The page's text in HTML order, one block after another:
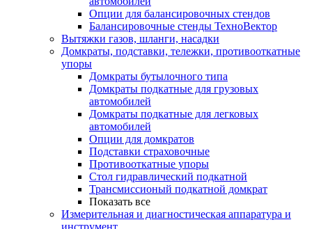
Опции для балансировочных стендов
Балансировочные стенды ТехноВектор
Вытяжки газов, шланги, насадки
Домкраты, подставки, тележки, противооткатные
упоры
Домкраты бутылочного типа
Домкраты подкатные для грузовых
автомобилей
Домкраты подкатные для легковых
автомобилей
Опции для домкратов
Подставки страховочные
Противооткатные упоры
Стол гидравлический подкатной
Трансмиссионый подкатной домкрат
Показать все
Измерительная и диагностическая аппаратура и